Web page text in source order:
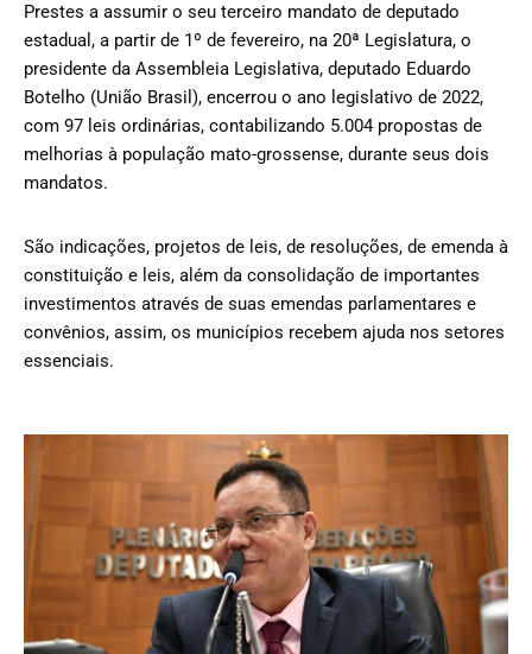
Prestes a assumir o seu terceiro mandato de deputado
estadual, a partir de 1º de fevereiro, na 20ª Legislatura, o
presidente da Assembleia Legislativa, deputado Eduardo
Botelho (União Brasil), encerrou o ano legislativo de 2022,
com 97 leis ordinárias, contabilizando 5.004 propostas de
melhorias à população mato-grossense, durante seus dois
mandatos.
São indicações, projetos de leis, de resoluções, de emenda à
constituição e leis, além da consolidação de importantes
investimentos através de suas emendas parlamentares e
convênios, assim, os municípios recebem ajuda nos setores
essenciais.